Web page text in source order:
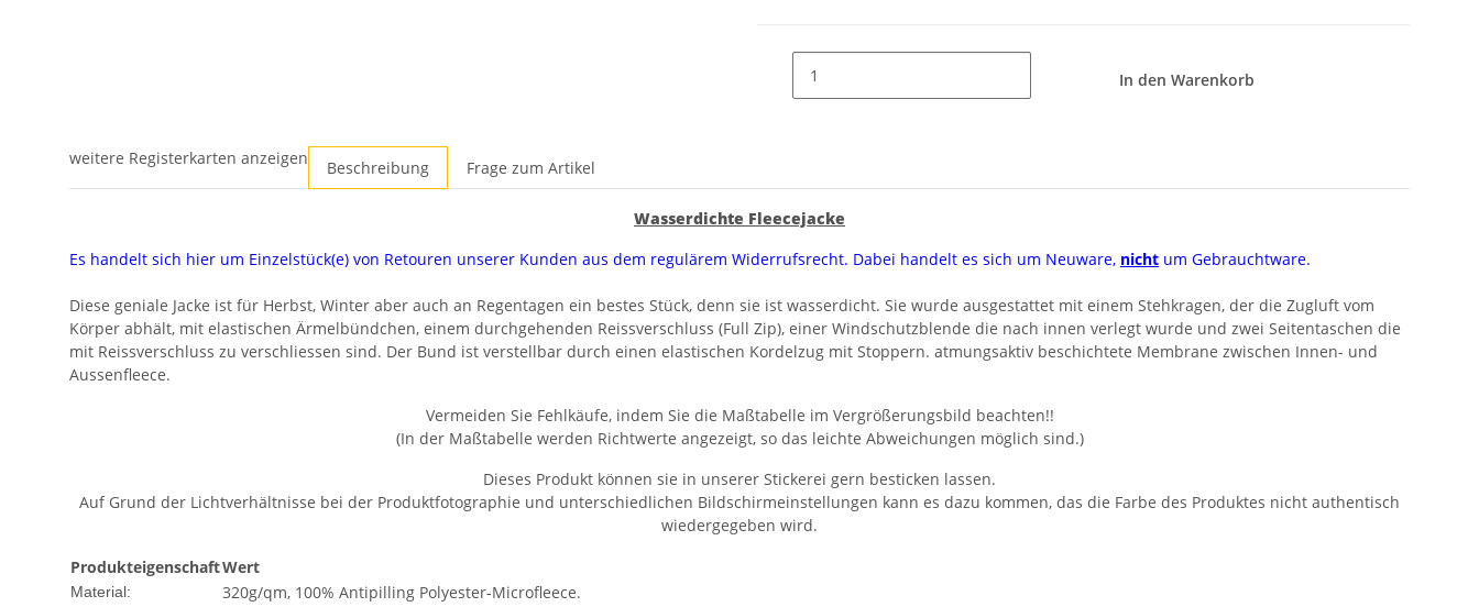
In den Warenkorb
weitere Registerkarten anzeigen Beschreibung Frage zum Artikel
Wasserdichte Fleecejacke
Es handelt sich hier um Einzelstück(e) von Retouren unserer Kunden aus dem regulärem Widerrufsrecht. Dabei handelt es sich um Neuware, nicht um Gebrauchtware.
Diese geniale Jacke ist für Herbst, Winter aber auch an Regentagen ein bestes Stück, denn sie ist wasserdicht. Sie wurde ausgestattet mit einem Stehkragen, der die Zugluft vom
Körper abhält, mit elastischen Ärmelbündchen, einem durchgehenden Reissverschluss (Full Zip), einer Windschutzblende die nach innen verlegt wurde und zwei Seitentaschen die
mit Reissverschluss zu verschliessen sind. Der Bund ist verstellbar durch einen elastischen Kordelzug mit Stoppern. atmungsaktiv beschichtete Membrane zwischen Innen- und
Aussenfleece.
Vermeiden Sie Fehlkäufe, indem Sie die Maßtabelle im Vergrößerungsbild beachten!!
(In der Maßtabelle werden Richtwerte angezeigt, so das leichte Abweichungen möglich sind.)
Dieses Produkt können sie in unserer Stickerei gern besticken lassen.
Auf Grund der Lichtverhältnisse bei der Produktfotographie und unterschiedlichen Bildschirmeinstellungen kann es dazu kommen, das die Farbe des Produktes nicht authentisch
wiedergegeben wird.
ProdukteigenschaftWert
Material: 320g/qm, 100% Antipilling Polyester-Microfleece.